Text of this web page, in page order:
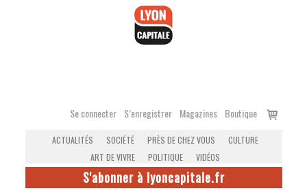
Se connecter S’enregistrer Magazines Boutique
Voir
ACTUALITÉS SOCIÉTÉ PRÈS DE CHEZ VOUS
CULTURE
ART DE VIVRE
POLITIQUE VIDÉOS
S'abonner à lyoncapitale.fr